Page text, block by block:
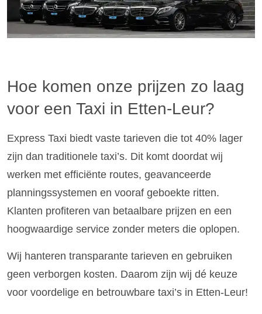
Hoe komen onze prijzen zo laag
voor een Taxi in Etten-Leur?
Express Taxi biedt vaste tarieven die tot 40% lager
zijn dan traditionele taxi’s. Dit komt doordat wij
werken met efficiënte routes, geavanceerde
planningssystemen en vooraf geboekte ritten.
Klanten profiteren van betaalbare prijzen en een
hoogwaardige service zonder meters die oplopen.
Wij hanteren transparante tarieven en gebruiken
geen verborgen kosten. Daarom zijn wij dé keuze
voor voordelige en betrouwbare taxi’s in Etten-Leur!